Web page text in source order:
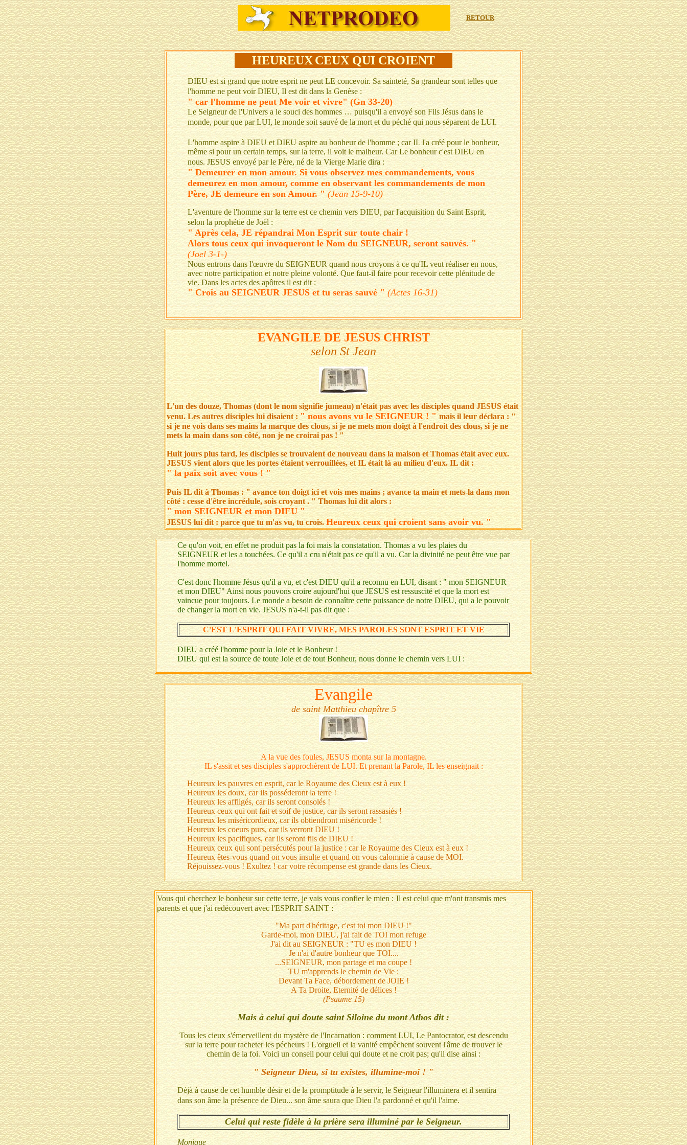
RETOUR
HEUREUXCEUX QUI CROIENT
DIEU est si grand que notre esprit ne peut LE concevoir. Sa sainteté, Sa grandeur sont telles que
l'homme ne peut voir DIEU, Il est dit dans la Genèse :
" car l'homme ne peut Me voir et vivre" (Gn 33-20)
Le Seigneur de l'Univers a le souci des hommes … puisqu'il a envoyé son Fils Jésus dans le
monde, pour que par LUI, le monde soit sauvé de la mort et du péché qui nous séparent de LUI.
L'homme aspire à DIEU et DIEU aspire au bonheur de l'homme ; car IL l'a créé pour le bonheur,
même si pour un certain temps, sur la terre, il voit le malheur. Car Le bonheur c'est DIEU en
nous. JESUS envoyé par le Père, né de la Vierge Marie dira :
" Demeurer en mon amour. Si vous observez mes commandements, vous
demeurez en mon amour, comme en observant les commandements de mon
Père, JE demeure en son Amour. "(Jean 15-9-10)
L'aventure de l'homme sur la terre est ce chemin vers DIEU, par l'acquisition du Saint Esprit,
selon la prophétie de Joël :
" Après cela, JE répandrai Mon Esprit sur toute chair !
Alors tous ceux qui invoqueront le Nom du SEIGNEUR, seront sauvés. "
(Joel 3-1-)
Nous entrons dans l'œuvre du SEIGNEUR quand nous croyons à ce qu'IL veut réaliser en nous,
avec notre participation et notre pleine volonté. Que faut-il faire pour recevoir cette plénitude de
vie. Dans les actes des apôtres il est dit :
" Crois au SEIGNEUR JESUS et tu seras sauvé " (Actes 16-31)
EVANGILE DE JESUS CHRIST
selon St Jean
L'un des douze, Thomas (dont le nom signifie jumeau) n'était pas avec les disciples quand JESUS était
venu. Les autres disciples lui disaient : " nous avons vu le SEIGNEUR ! " mais il leur déclara : "
si je ne vois dans ses mains la marque des clous, si je ne mets mon doigt à l'endroit des clous, si je ne
mets la main dans son côté, non je ne croirai pas ! "
Huit jours plus tard, les disciples se trouvaient de nouveau dans la maison et Thomas était avec eux.
JESUS vient alors que les portes étaient verrouillées, et IL était là au milieu d'eux. IL dit :
" la paix soit avec vous ! "
Puis IL dit à Thomas : " avance ton doigt ici et vois mes mains ; avance ta main et mets-la dans mon
côté : cesse d'être incrédule, sois croyant . " Thomas lui dit alors :
" mon SEIGNEUR et mon DIEU "
JESUS lui dit : parce que tu m'as vu, tu crois. Heureux ceux qui croient sans avoir vu. "
Ce qu'on voit, en effet ne produit pas la foi mais la constatation. Thomas a vu les plaies du
SEIGNEUR et les a touchées. Ce qu'il a cru n'était pas ce qu'il a vu. Car la divinité ne peut être vue par
l'homme mortel.
C'est donc l'homme Jésus qu'il a vu, et c'est DIEU qu'il a reconnu en LUI, disant : " mon SEIGNEUR
et mon DIEU" Ainsi nous pouvons croire aujourd'hui que JESUS est ressuscité et que la mort est
vaincue pour toujours. Le monde a besoin de connaître cette puissance de notre DIEU, qui a le pouvoir
de changer la mort en vie. JESUS n'a-t-il pas dit que :
C'EST L'ESPRIT QUI FAIT VIVRE, MES PAROLES SONT ESPRIT ET VIE
DIEU a créé l'homme pour la Joie et le Bonheur !
DIEU qui est la source de toute Joie et de tout Bonheur, nous donne le chemin vers LUI :
Evangile
de saint Matthieu chapître 5
A la vue des foules, JESUS monta sur la montagne.
IL s'assit et ses disciples s'approchèrent de LUI. Et prenant la Parole, IL les enseignait :
Heureux les pauvres en esprit, car le Royaume des Cieux est à eux !
Heureux les doux, car ils posséderont la terre !
Heureux les affligés, car ils seront consolés !
Heureux ceux qui ont fait et soif de justice, car ils seront rassasiés !
Heureux les miséricordieux, car ils obtiendront miséricorde !
Heureux les coeurs purs, car ils verront DIEU !
Heureux les pacifiques, car ils seront fils de DIEU !
Heureux ceux qui sont persécutés pour la justice : car le Royaume des Cieux est à eux !
Heureux êtes-vous quand on vous insulte et quand on vous calomnie à cause de MOI.
Réjouissez-vous ! Exultez ! car votre récompense est grande dans les Cieux.
Vous qui cherchez le bonheur sur cette terre, je vais vous confier le mien : Il est celui que m'ont transmis mes
parents et que j'ai redécouvert avec l'ESPRIT SAINT :
"Ma part d'héritage, c'est toi mon DIEU !"
Garde-moi, mon DIEU, j'ai fait de TOI mon refuge
J'ai dit au SEIGNEUR : "TU es mon DIEU !
Je n'ai d'autre bonheur que TOI....
...SEIGNEUR, mon partage et ma coupe !
TU m'apprends le chemin de Vie :
Devant Ta Face, débordement de JOIE !
A Ta Droite, Eternité de délices !
(Psaume 15)
Mais à celui qui doutesaint Siloine du mont Athos dit :
Tous les cieux s'émerveillent du mystère de l'Incarnation : comment LUI, Le Pantocrator, est descendu
sur la terre pour racheter les pécheurs ! L'orgueil et la vanité empêchent souvent l'âme de trouver le
chemin de la foi. Voici un conseil pour celui qui doute et ne croit pas; qu'il dise ainsi :
" Seigneur Dieu, si tu existes, illumine-moi ! "
Déjà à cause de cet humble désir et de la promptitude à le servir, le Seigneur l'illuminera et il sentira
dans son âme la présence de Dieu... son âme saura que Dieu l'a pardonné et qu'il l'aime.
Celui qui reste fidèle à la prière sera illuminé par le Seigneur.
Monique